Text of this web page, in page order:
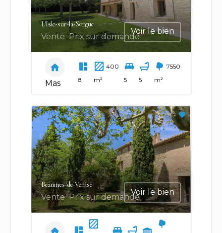
L'Isle-sur-la-Sorgue
Vente Prix sur demande
Voir le bien
Mas 8
400
m²
5 5
7550
m²
Beaumes-de-Venise
Vente Prix sur demande
Voir le bien